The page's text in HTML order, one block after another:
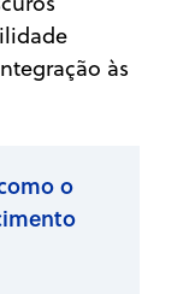
às
o